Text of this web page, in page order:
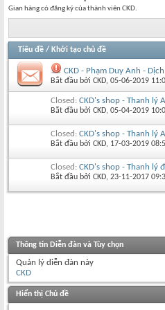
Gian hàng có đăng ký của thành viên CKD.
Tiêu đề / Khởi tạo chủ đề
CKD - Phạm Duy Anh -
Bắt đầu bởi CKD‎, 05-06-2019
Closed: CKD's shop - Thanh lý
Bắt đầu bởi CKD‎, 05-04-2019
Closed: CKD's shop - Thanh lý
Bắt đầu bởi CKD‎, 17-03-2019
Closed: CKD's shop - Thanh lý
Bắt đầu bởi CKD‎, 23-11-2017
Thông tin Diễn đàn và Tùy chọn
Quản lý diễn đàn này
CKD
Hiển thị Chủ đề